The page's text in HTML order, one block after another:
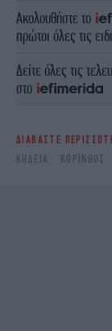
Ακολουθήστε το
πρώτοι όλες τις
Δείτε όλες τις
στο
ΔΙΑΒΑΣΤΕ
ΚΗΔΕΊΑ
ΚΌΡΙΝΘΟΣ